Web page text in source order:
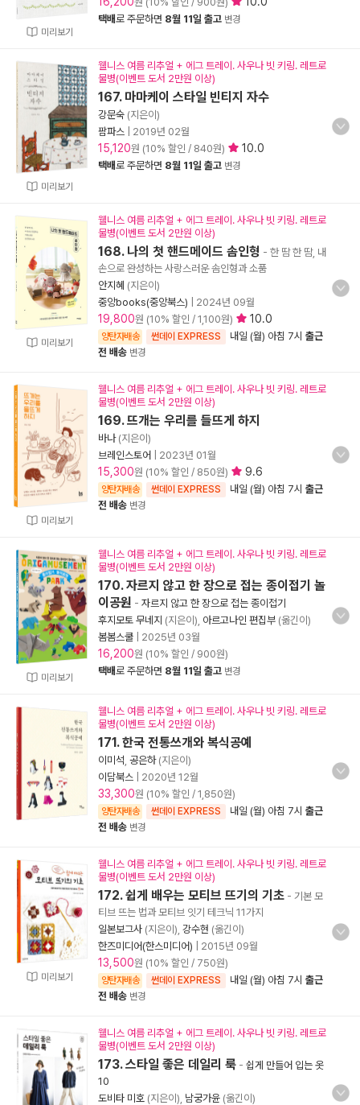
미리보기
택배로 주문하면 8월 11일 출고 변경
미리보기
웰니스 여름 리추얼 + 에그 트레이. 사우나 빗 키링. 레트로
물병(이벤트 도서 2만원 이상)
167. 마마케이 스타일 빈티지 자수
강문숙 (지은이)
팜파스
2019년 02월
15,120원 (10% 할인 / 840원) 10.0
택배로 주문하면 8월 11일 출고 변경
미리보기
웰니스 여름 리추얼 + 에그 트레이. 사우나 빗 키링. 레트로
물병(이벤트 도서 2만원 이상)
168. 나의 첫 핸드메이드 솜인형 - 한 땀 한 땀, 내
손으로 완성하는 사랑스러운 솜인형과 소품
안지혜 (지은이)
중앙books(중앙북스)
2024년 09월
19,800원 (10% 할인 / 1,100원) 10.0
양탄자배송 썬데이 EXPRESS 내일 (월) 아침 7시 출근
전 배송 변경
미리보기
웰니스 여름 리추얼 + 에그 트레이. 사우나 빗 키링. 레트로
물병(이벤트 도서 2만원 이상)
169. 뜨개는 우리를 들뜨게 하지
바나(지은이)
브레인스토어
2023년 01월
15,300원 (10% 할인 / 850원) 9.6
양탄자배송 썬데이 EXPRESS 내일 (월) 아침 7시 출근
전 배송 변경
미리보기
웰니스 여름 리추얼 + 에그 트레이. 사우나 빗 키링. 레트로
물병(이벤트 도서 2만원 이상)
170. 자르지 않고 한 장으로 접는 종이접기 놀
이공원 - 자르지 않고 한 장으로 접는 종이접기
후지모토 무네지 (지은이), 아르고나인 편집부 (옮긴이)
봄봄스쿨
2025년 03월
16,200원 (10% 할인 / 900원)
택배로 주문하면 8월 11일 출고 변경
웰니스 여름 리추얼 + 에그 트레이. 사우나 빗 키링. 레트로
물병(이벤트 도서 2만원 이상)
171. 한국 전통쓰개와 복식공예
이미석 공은하(지은이)
이담북스
2020년 12월
33,300원 (10% 할인 / 1,850원)
양탄자배송 썬데이 EXPRESS 내일 (월) 아침 7시 출근
전 배송 변경
미리보기
웰니스 여름 리추얼 + 에그 트레이. 사우나 빗 키링. 레트로
물병(이벤트 도서 2만원 이상)
172. 쉽게 배우는 모티브 뜨기의 기초 - 기본 모
티브 뜨는 법과 모티브 잇기 테크닉 11가지
일본보그사 (지은이), 강수현 (옮긴이)
한즈미디어(한스미디어)
2015년 09월
13,500원 (10% 할인 / 750원)
양탄자배송 썬데이 EXPRESS 내일 (월) 아침 7시 출근
전 배송 변경
웰니스 여름 리추얼 + 에그 트레이. 사우나 빗 키링. 레트로
물병(이벤트 도서 2만원 이상)
173. 스타일 좋은 데일리 룩 - 쉽게 만들어 입는 옷
10
도비타 미호 (지은이), 남궁가윤 (옮긴이)